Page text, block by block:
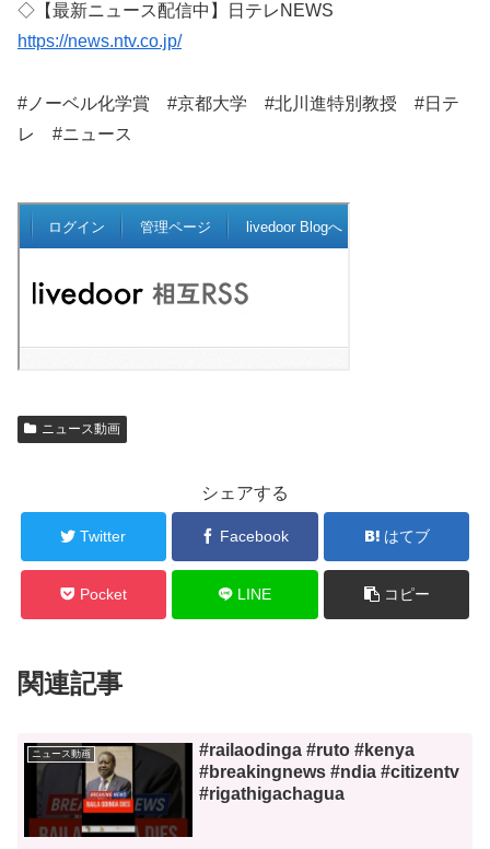
◇【最新ニュース配信中】日テレNEWS
https://news.ntv.co.jp/
#ノーベル化学賞 #京都大学 #北川進特別教授 #日テ
レ #ニュース
ニュース動画
シェアする
Twitter Facebook はてブ
Pocket LINE コピー
関連記事
ニュース動画
#railaodinga #ruto #kenya
#breakingnews #ndia #citizentv
#rigathigachagua